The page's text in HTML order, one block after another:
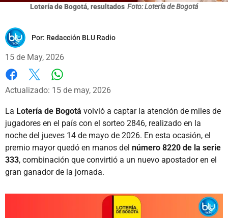
Lotería de Bogotá, resultados Foto: Lotería de Bogotá
Por: Redacción BLU Radio
15 de May, 2026
Facebook
X
Actualizado: 15 de may, 2026
La Lotería de Bogotá volvió a captar la atención de miles de
jugadores en el país con el sorteo 2846, realizado en la
noche del jueves 14 de mayo de 2026. En esta ocasión, el
premio mayor quedó en manos del número 8220 de la serie
333, combinación que convirtió a un nuevo apostador en el
gran ganador de la jornada.